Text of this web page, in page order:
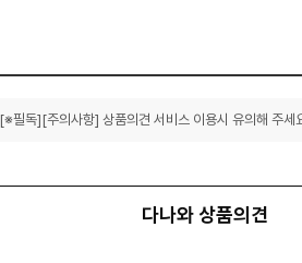
[※필독][주의사항] 상품의견 서비스 이용시 유의해 주세
다나와 상품의견